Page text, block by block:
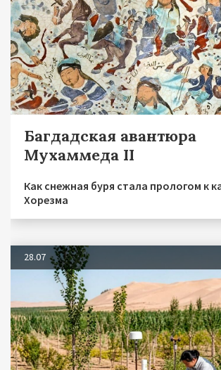
Багдадская авантюра
Мухаммеда II
Как снежная буря стала прологом к
Хорезма
28.07